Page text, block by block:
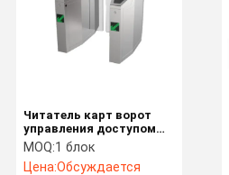
Читатель карт ворот
управления доступом
Staniless SUS стальной
Анти--замыкая умный
сползая турникет
MOQ:1 блок
Цена:Обсуждается